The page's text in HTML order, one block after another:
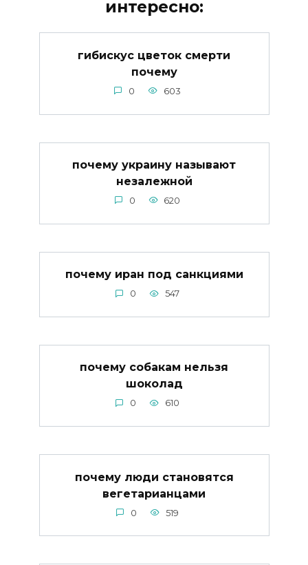
интересно:
гибискус цветок смерти
почему
0 603
почему украину называют
незалежной
0 620
почему иран под санкциями
0 547
почему собакам нельзя
шоколад
0 610
почему люди становятся
вегетарианцами
0 519